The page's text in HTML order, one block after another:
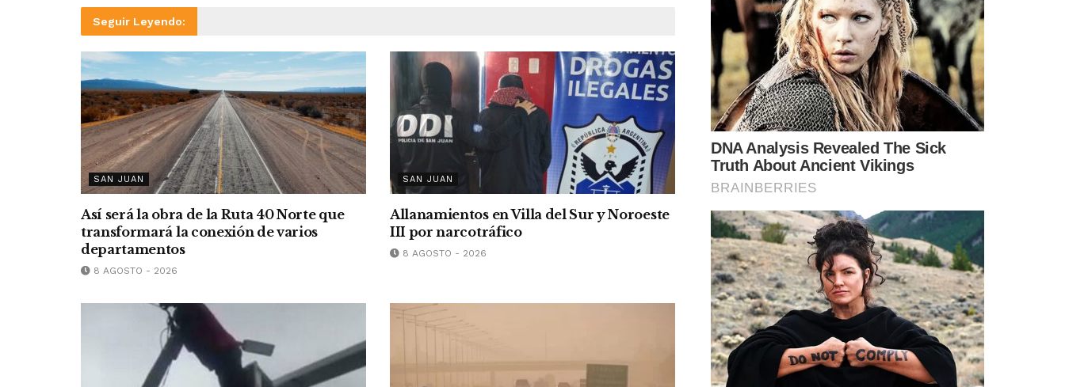
Seguir Leyendo:
SAN JUAN
Así será la obra de la Ruta 40 Norte que
transformará la conexión de varios
departamentos
8 AGOSTO - 2026
SAN JUAN
Allanamientos en Villa del Sur y Noroeste
III por narcotráfico
8 AGOSTO - 2026